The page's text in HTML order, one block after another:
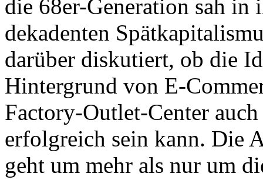
die 68er-Generation sah in
dekadenten
darüber diskutiert, ob die
Hintergrund von E-
Factory-Outlet-Center
erfolgreich sein kann. Die
geht um mehr als nur um